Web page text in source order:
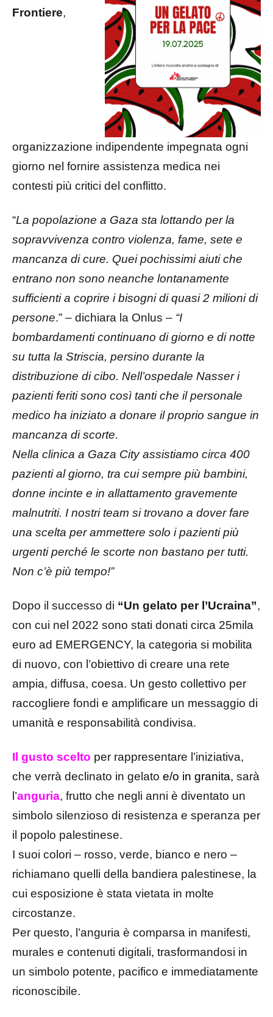
Frontiere,
organizzazione indipendente impegnata ogni
giorno nel fornire assistenza medica nei
contesti più critici del conflitto.
“La popolazione a Gaza sta lottando per la
sopravvivenza contro violenza, fame, sete e
mancanza di cure. Quei pochissimi aiuti che
entrano non sono neanche lontanamente
sufficienti a coprire i bisogni di quasi 2 milioni di
persone.” – dichiara la Onlus – “I
bombardamenti continuano di giorno e di notte
su tutta la Striscia, persino durante la
distribuzione di cibo. Nell’ospedale Nasser i
pazienti feriti sono così tanti che il personale
medico ha iniziato a donare il proprio sangue in
mancanza di scorte.
Nella clinica a Gaza City assistiamo circa 400
pazienti al giorno, tra cui sempre più bambini,
donne incinte e in allattamento gravemente
malnutriti. I nostri team si trovano a dover fare
una scelta per ammettere solo i pazienti più
urgenti perché le scorte non bastano per tutti.
Non c’è più tempo!”
Dopo il successo di “Un gelato per l’Ucraina”,
con cui nel 2022 sono stati donati circa 25mila
euro ad EMERGENCY, la categoria si mobilita
di nuovo, con l’obiettivo di creare una rete
ampia, diffusa, coesa. Un gesto collettivo per
raccogliere fondi e amplificare un messaggio di
umanità e responsabilità condivisa.
Il gusto scelto per rappresentare l’iniziativa,
che verrà declinato in gelato e/o in granita, sarà
l’anguria, frutto che negli anni è diventato un
simbolo silenzioso di resistenza e speranza per
il popolo palestinese.
I suoi colori – rosso, verde, bianco e nero –
richiamano quelli della bandiera palestinese, la
cui esposizione è stata vietata in molte
circostanze.
Per questo, l’anguria è comparsa in manifesti,
murales e contenuti digitali, trasformandosi in
un simbolo potente, pacifico e immediatamente
riconoscibile.